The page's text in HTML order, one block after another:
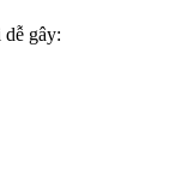
dễ gây: